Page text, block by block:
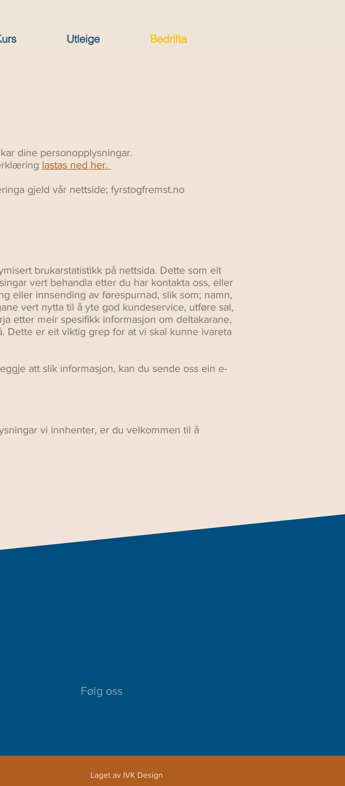
Utleige Bedrifta
dine personopplysningar.
lastas ned her.
gjeld vår nettside; fyrstogfremst.no
brukarstatistikk på nettsida. Dette som eit
vert behandla etter du har kontakta oss, eller
eller innsending av førespurnad, slik som; namn,
vert nytta til å yte god kundeservice, utføre sal,
etter meir spesifikk informasjon om deltakarane,
Dette er eit viktig grep for at vi skal kunne ivareta
att slik informasjon, kan du sende oss ein e-
vi innhenter, er du velkommen til å
Følg oss
Laget av IVK Design